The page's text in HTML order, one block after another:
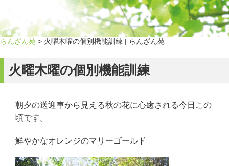
らんざん苑 > 火曜木曜の個別機能訓練 | らんざん苑
火曜木曜の個別機能訓練
朝夕の送迎車から見える秋の花に心癒される今日この
頃です。
鮮やかなオレンジのマリーゴールド